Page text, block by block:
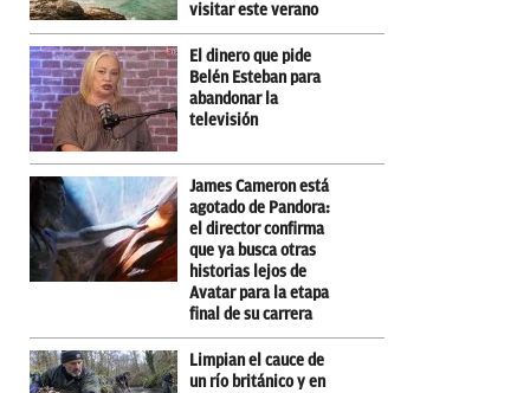
visitar este verano
El dinero que pide
Belén Esteban para
abandonar la
televisión
James Cameron está
agotado de Pandora:
el director confirma
que ya busca otras
historias lejos de
Avatar para la etapa
final de su carrera
Limpian el cauce de
un río británico y en